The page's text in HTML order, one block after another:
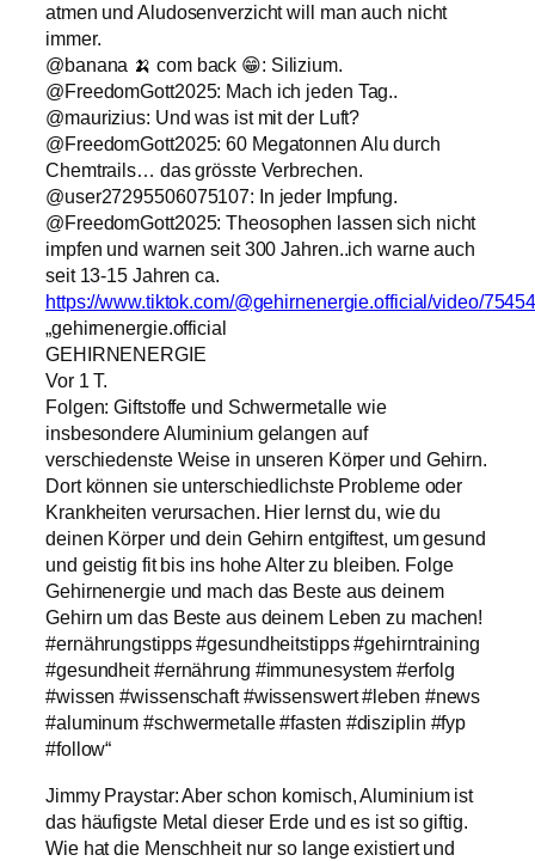
atmen und Aludosenverzicht will man auch nicht
immer.
@banana 🍌 com back 😁: Silizium.
@FreedomGott2025: Mach ich jeden Tag..
@maurizius: Und was ist mit der Luft?
@FreedomGott2025: 60 Megatonnen Alu durch
Chemtrails… das grösste Verbrechen.
@user27295506075107: In jeder Impfung.
@FreedomGott2025: Theosophen lassen sich nicht
impfen und warnen seit 300 Jahren..ich warne auch
seit 13-15 Jahren ca.
https://www.tiktok.com/@gehirnenergie.official/video/
„gehirnenergie.official
GEHIRNENERGIE
Vor 1 T.
Folgen: Giftstoffe und Schwermetalle wie
insbesondere Aluminium gelangen auf
verschiedenste Weise in unseren Körper und Gehirn.
Dort können sie unterschiedlichste Probleme oder
Krankheiten verursachen. Hier lernst du, wie du
deinen Körper und dein Gehirn entgiftest, um gesund
und geistig fit bis ins hohe Alter zu bleiben. Folge
Gehirnenergie und mach das Beste aus deinem
Gehirn um das Beste aus deinem Leben zu machen!
#ernährungstipps #gesundheitstipps #gehirntraining
#gesundheit #ernährung #immunesystem #erfolg
#wissen #wissenschaft #wissenswert #leben #news
#aluminum #schwermetalle #fasten #disziplin #fyp
#follow“
Jimmy Praystar: Aber schon komisch, Aluminium ist
das häufigste Metal dieser Erde und es ist so giftig.
Wie hat die Menschheit nur so lange existiert und